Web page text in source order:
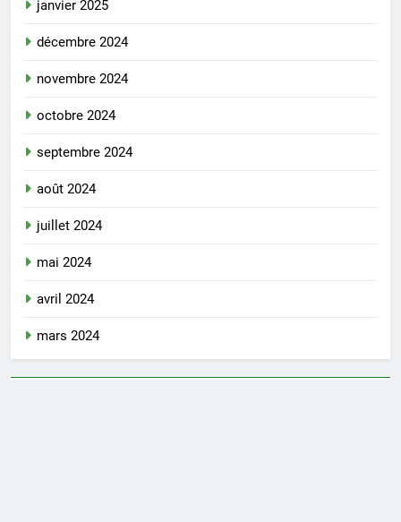
janvier 2025
décembre 2024
novembre 2024
octobre 2024
septembre 2024
août 2024
juillet 2024
mai 2024
avril 2024
mars 2024